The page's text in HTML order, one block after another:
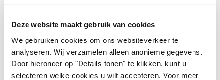
Deze website maakt gebruik van cookies
We gebruiken cookies om ons websiteverkeer te
analyseren. Wij verzamelen alleen anonieme gegevens.
Door hieronder op "Details tonen" te klikken, kunt u
selecteren welke cookies u wilt accepteren. Voor meer
get in touch with us